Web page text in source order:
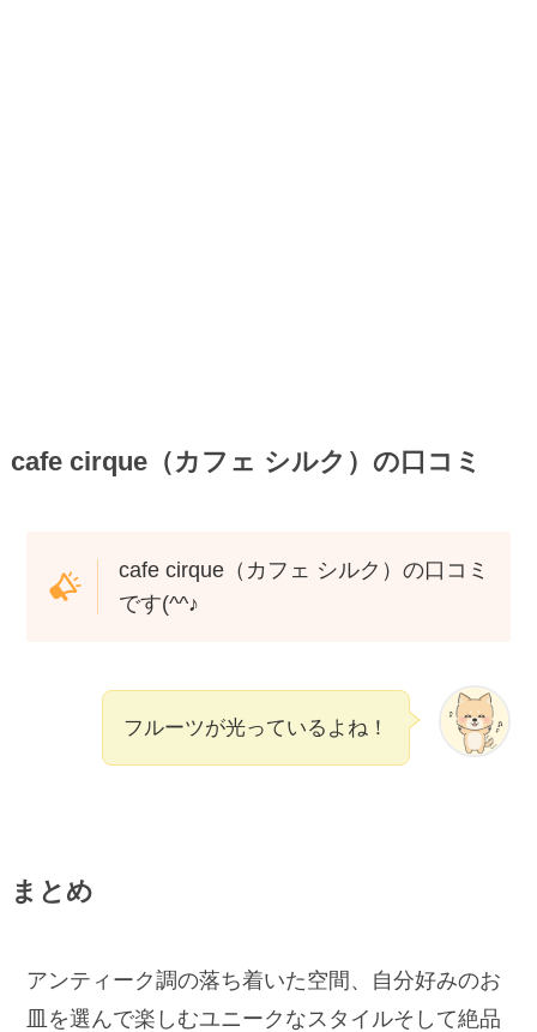
cafe cirque（カフェ シルク）の口コミ
cafe cirque（カフェ シルク）の口コミ
です(^^♪
フルーツが光っているよね！
まとめ
アンティーク調の落ち着いた空間、自分好みのお
皿を選んで楽しむユニークなスタイルそして絶品